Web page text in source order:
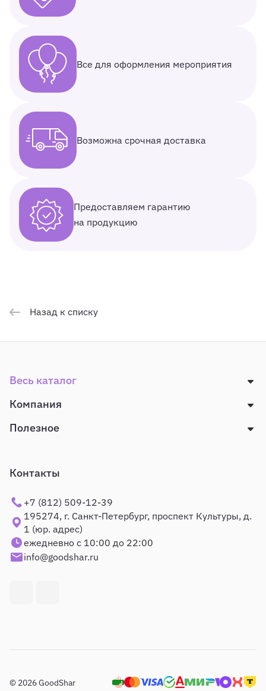
Все для оформления мероприятия
Возможна срочная доставка
Предоставляем гарантию
на продукцию
Назад к списку
Весь каталог
Компания
Полезное
Контакты
+7 (812) 509-12-39
195274, г. Санкт-Петербург, проспект Культуры, д.
1 (юр. адрес)
ежедневно с 10:00 до 22:00
info@goodshar.ru
© 2026 GoodShar